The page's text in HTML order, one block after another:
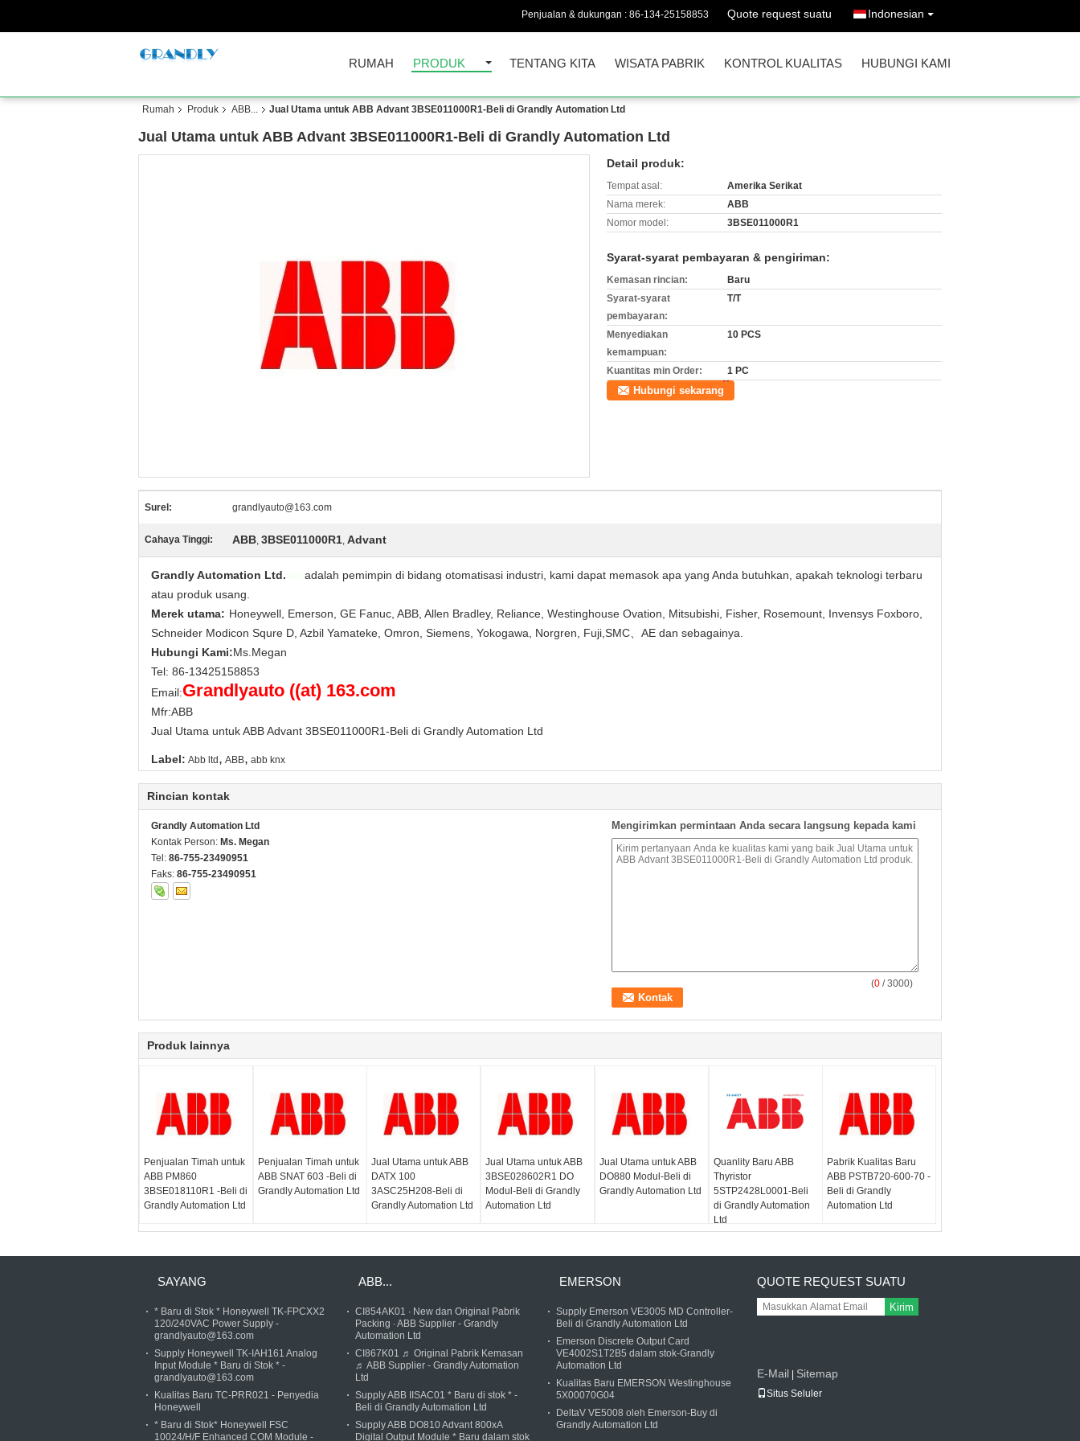
Penjualan & dukungan : 86-134-25158853 Quote request suatu Indonesian
RUMAH PRODUK TENTANG KITA WISATA PABRIK KONTROL KUALITAS HUBUNGI KAMI
Rumah Produk ABB... Jual Utama untuk ABB Advant 3BSE011000R1-Beli di Grandly Automation Ltd
Jual Utama untuk ABB Advant 3BSE011000R1-Beli di Grandly Automation Ltd
Detail produk:
Tempat asal:
Amerika Serikat
Nama merek:
ABB
Nomor model:
3BSE011000R1
Syarat-syarat pembayaran & pengiriman:
Kemasan rincian:
Baru
Syarat-syarat
pembayaran:
T/T
Menyediakan
kemampuan:
10 PCS
Kuantitas min Order: 1 PC
Hubungi sekarang
Surel: grandlyauto@163.com
Cahaya Tinggi: ABB, 3BSE011000R1, Advant
Grandly Automation Ltd.
adalah pemimpin di bidang otomatisasi industri, kami dapat memasok apa yang Anda butuhkan, apakah teknologi terbaru
atau produk usang.
Merek utama: Honeywell, Emerson, GE Fanuc, ABB, Allen Bradley, Reliance, Westinghouse Ovation, Mitsubishi, Fisher, Rosemount, Invensys Foxboro,
Schneider Modicon Squre D, Azbil Yamateke, Omron, Siemens, Yokogawa, Norgren, Fuji,SMC、AE dan sebagainya.
Hubungi Kami:Ms.Megan
Tel: 86-13425158853
Email:Grandlyauto ((at) 163.com
Mfr:ABB
Jual Utama untuk ABB Advant 3BSE011000R1-Beli di Grandly Automation Ltd
Label: Abb ltd , ABB, abb knx
Rincian kontak
Grandly Automation Ltd
Kontak Person: Ms. Megan
Tel: 86-755-23490951
Faks: 86-755-23490951
Mengirimkan permintaan Anda secara langsung kepada kami
(0 / 3000)
Produk lainnya
Penjualan Timah untuk
ABB PM860
3BSE018110R1 -Beli di
Grandly Automation Ltd
Penjualan Timah untuk
ABB SNAT 603 -Beli di
Grandly Automation Ltd
Jual Utama untuk ABB
DATX 100
3ASC25H208-Beli di
Grandly Automation Ltd
Jual Utama untuk ABB
3BSE028602R1 DO
Modul-Beli di Grandly
Automation Ltd
Jual Utama untuk ABB
DO880 Modul-Beli di
Grandly Automation Ltd
Quanlity Baru ABB
Thyristor
5STP2428L0001-Beli
di Grandly Automation
Ltd
Pabrik Kualitas Baru
ABB PSTB720-600-70 -
Beli di Grandly
Automation Ltd
SAYANG
* Baru di Stok * Honeywell TK-FPCXX2
120/240VAC Power Supply -
grandlyauto@163.com
Supply Honeywell TK-IAH161 Analog
Input Module * Baru di Stok * -
grandlyauto@163.com
Kualitas Baru TC-PRR021 - Penyedia
Honeywell
* Baru di Stok* Honeywell FSC
10024/H/F Enhanced COM Module -
ABB...
CI854AK01 ∙ New dan Original Pabrik
Packing ∙ ABB Supplier - Grandly
Automation Ltd
CI867K01 ♬ Original Pabrik Kemasan
♬ ABB Supplier - Grandly Automation
Ltd
Supply ABB IISAC01 * Baru di stok * -
Beli di Grandly Automation Ltd
Supply ABB DO810 Advant 800xA
Digital Output Module * Baru dalam stok
EMERSON
Supply Emerson VE3005 MD Controller-
Beli di Grandly Automation Ltd
Emerson Discrete Output Card
VE4002S1T2B5 dalam stok-Grandly
Automation Ltd
Kualitas Baru EMERSON Westinghouse
5X00070G04
DeltaV VE5008 oleh Emerson-Buy di
Grandly Automation Ltd
QUOTE REQUEST SUATU
Kirim
E-Mail Sitemap
Situs Seluler